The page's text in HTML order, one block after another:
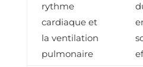
rythme
cardiaque et
la ventilation
pulmonaire